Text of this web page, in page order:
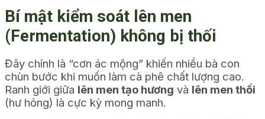
Bí mật kiểm soát lên men
(Fermentation) không bị thối
Đây chính là “cơn ác mộng” khiến nhiều bà con
chùn bước khi muốn làm cà phê chất lượng cao.
Ranh giới giữa lên men tạo hương và lên men thối
(hư hỏng) là cực kỳ mong manh.